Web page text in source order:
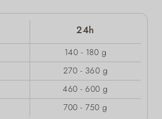
24h
140 - 180 g
270 - 360 g
460 - 600 g
700 - 750 g